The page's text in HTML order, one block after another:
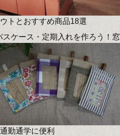
トとおすすめ商品18選
スケース・定期入れを作ろう！窓
勤通学に便利